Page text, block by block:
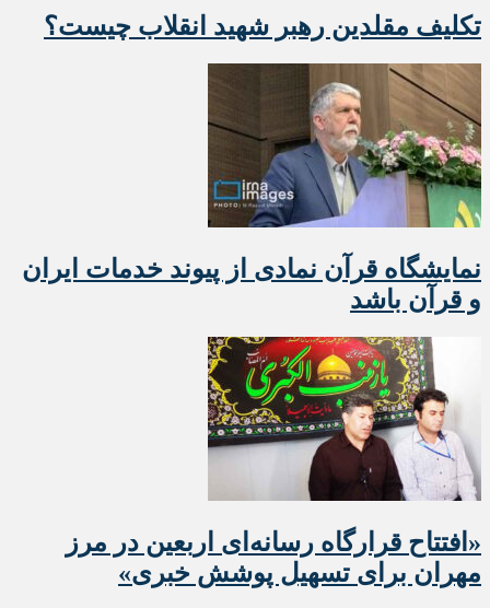
تکلیف مقلدین رهبر شهید انقلاب چیست؟
نمایشگاه قرآن نمادی از پیوند خدمات ایران
و قرآن باشد
«افتتاح قرارگاه رسانه‌ای اربعین در مرز
مهران برای تسهیل پوشش خبری»